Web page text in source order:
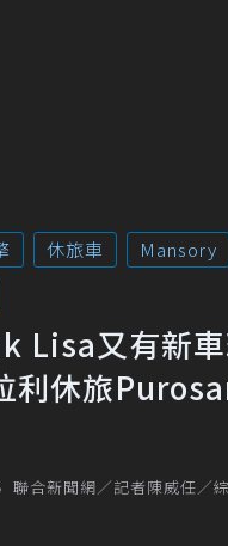
休旅車
Mansory
Lisa又有新
利休旅
聯合新聞網／記者陳威任／